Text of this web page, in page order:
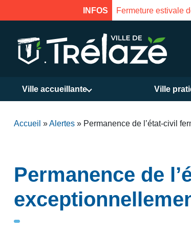
INFOS Fermeture estivale
Ville accueillante Ville
Accueil »Alertes » Permanence de l’état-civil
Permanence de